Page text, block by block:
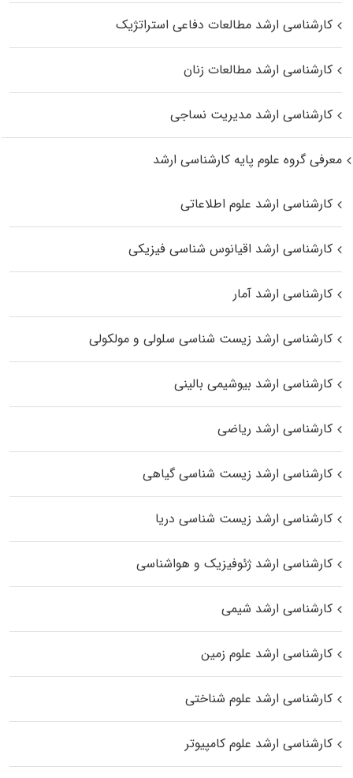
کارشناسی ارشد مطالعات دفاعی استراتژیک
کارشناسی ارشد مطالعات زنان
کارشناسی ارشد مدیریت نساجی
معرفی گروه علوم پایه کارشناسی ارشد
کارشناسی ارشد علوم اطلاعاتی
کارشناسی ارشد اقیانوس‌ شناسی فیزیکی
کارشناسی ارشد آمار
کارشناسی ارشد زیست شناسی سلولی و مولکولی
کارشناسی ارشد بیوشیمی بالینی
کارشناسی ارشد ریاضی
کارشناسی ارشد زیست‌ شناسی گیاهی
کارشناسی ارشد زیست‌ شناسی دریا
کارشناسی ارشد ژئوفیزیک و هواشناسی
کارشناسی ارشد شیمی
کارشناسی ارشد علوم زمین
کارشناسی ارشد علوم شناختی
کارشناسی ارشد علوم کامپیوتر